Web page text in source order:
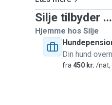
Silje tilbyder ...
Hjemme hos Silje
Din hund
fra 450 kr. /nat,